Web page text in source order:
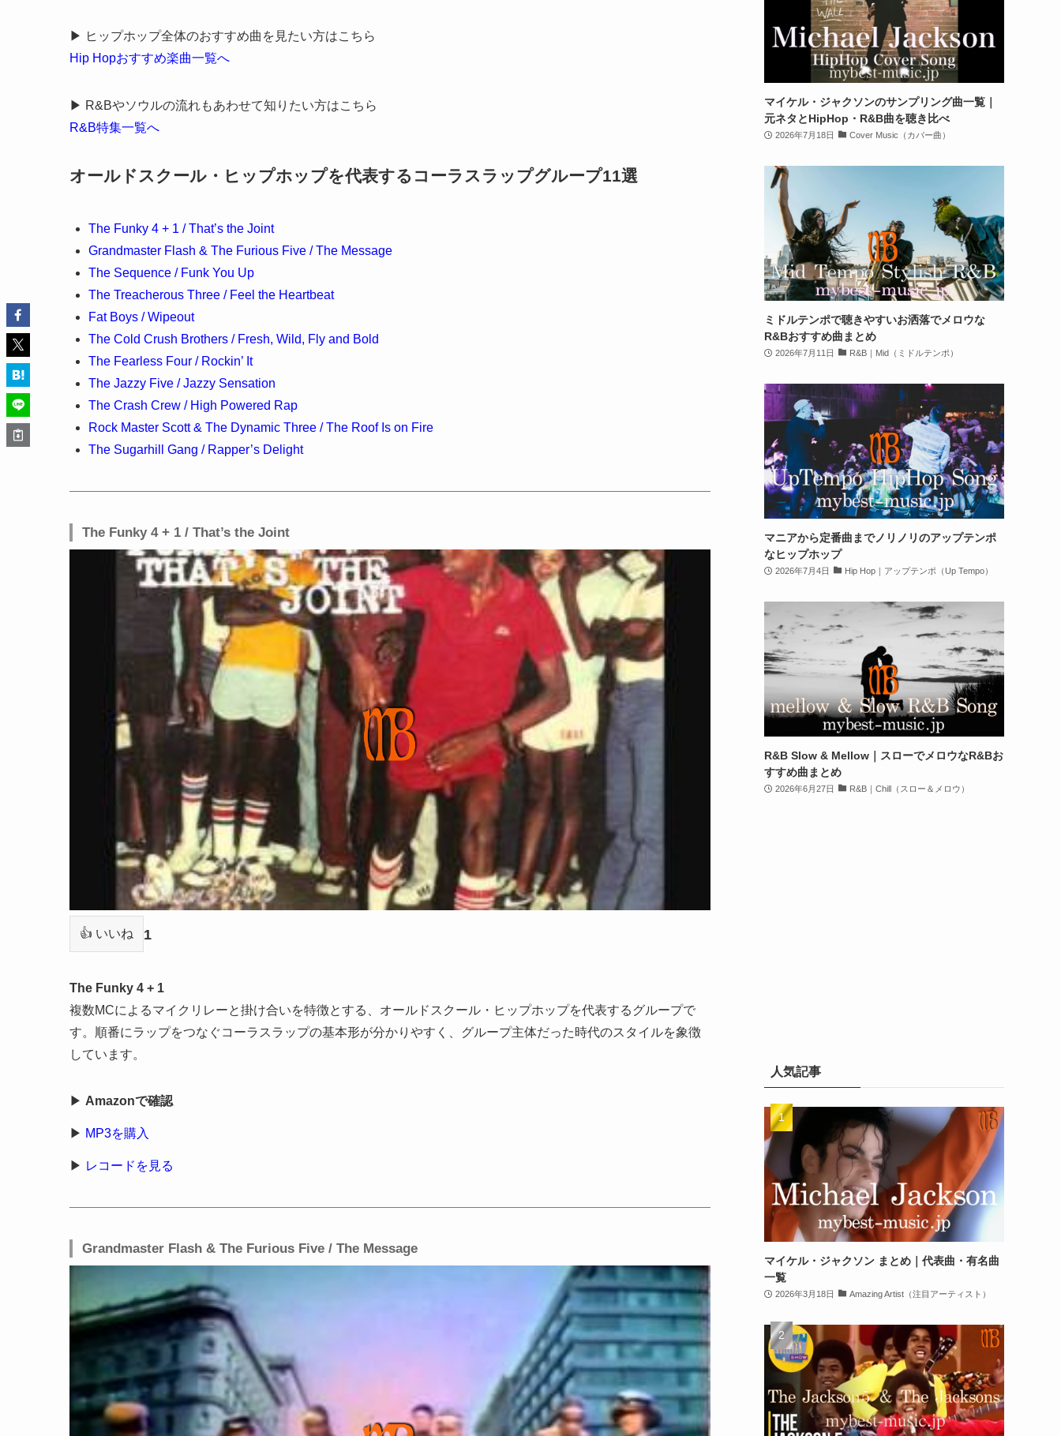
▶ ヒップホップ全体のおすすめ曲を見たい方はこちら
Hip Hopおすすめ楽曲一覧へ
▶ R&Bやソウルの流れもあわせて知りたい方はこちら
R&B特集一覧へ
オールドスクール・ヒップホップを代表するコーラスラップグループ11選
The Funky 4 + 1 / That’s the Joint
Grandmaster Flash & The Furious Five / The Message
The Sequence / Funk You Up
The Treacherous Three / Feel the Heartbeat
Fat Boys / Wipeout
The Cold Crush Brothers / Fresh, Wild, Fly and Bold
The Fearless Four / Rockin’ It
The Jazzy Five / Jazzy Sensation
The Crash Crew / High Powered Rap
Rock Master Scott & The Dynamic Three / The Roof Is on Fire
The Sugarhill Gang / Rapper’s Delight
The Funky 4 + 1 / That’s the Joint
👍 いいね 1
The Funky 4 + 1
複数MCによるマイクリレーと掛け合いを特徴とする、オールドスクール・ヒップホップを代表するグループで
す。順番にラップをつなぐコーラスラップの基本形が分かりやすく、グループ主体だった時代のスタイルを象徴
しています。
▶ Amazonで確認
▶ MP3を購入
▶ レコードを見る
Grandmaster Flash & The Furious Five / The Message
マイケル・ジャクソンのサンプリング曲一覧｜
元ネタとHipHop・R&B曲を聴き比べ
2026年7月18日 Cover Music（カバー曲）
ミドルテンポで聴きやすいお洒落でメロウな
R&Bおすすめ曲まとめ
2026年7月11日 R&B｜Mid（ミドルテンポ）
マニアから定番曲までノリノリのアップテンポ
なヒップホップ
2026年7月4日 Hip Hop｜アップテンポ（Up Tempo）
R&B Slow & Mellow｜スローでメロウなR&Bお
すすめ曲まとめ
2026年6月27日 R&B｜Chill（スロー＆メロウ）
人気記事
マイケル・ジャクソン まとめ｜代表曲・有名曲
一覧
2026年3月18日 Amazing Artist（注目アーティスト）